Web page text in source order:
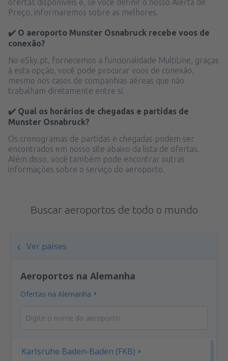
ofertas disponíveis e, se você definir o nosso Alerta de
Preço, informaremos sobre as melhores.
✔️ O aeroporto Munster Osnabruck recebe voos de
conexão?
No eSky.pt, fornecemos a funcionalidade MultiLine, graças
à esta opção, você pode procurar voos de conexão,
mesmo nos casos de companhias aéreas que não
trabalham diretamente entre si.
✔️ Qual os horários de chegadas e partidas de
Munster Osnabruck?
Os cronogramas de partidas e chegadas podem ser
encontrados em nosso site abaixo da lista de ofertas.
Além disso, você também pode encontrar outras
informações sobre o serviço do aeroporto.
Buscar aeroportos de todo o mundo
Ver países
Aeroportos na Alemanha
Ofertas na Alemanha
Karlsruhe Baden-Baden (FKB)